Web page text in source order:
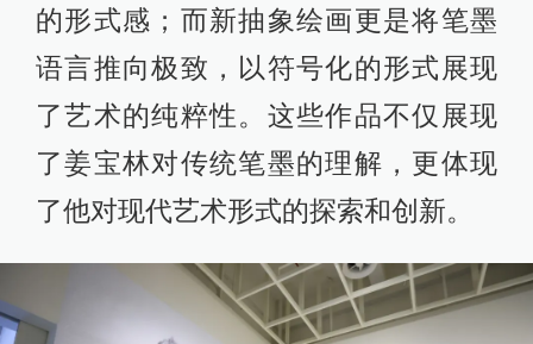
的形式感；而新抽象绘画更是将笔墨
语言推向极致，以符号化的形式展现
了艺术的纯粹性。这些作品不仅展现
了姜宝林对传统笔墨的理解，更体现
了他对现代艺术形式的探索和创新。